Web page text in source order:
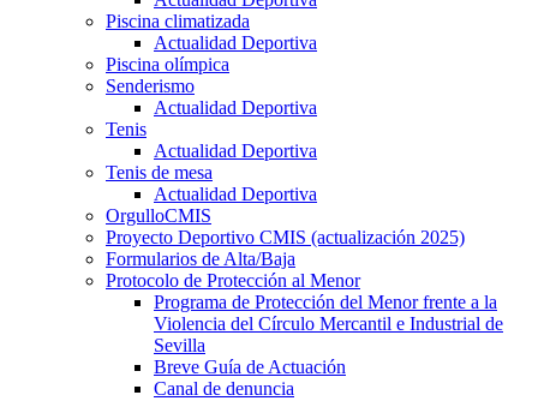
Piscina climatizada
Actualidad Deportiva
Piscina olímpica
Senderismo
Actualidad Deportiva
Tenis
Actualidad Deportiva
Tenis de mesa
Actualidad Deportiva
OrgulloCMIS
Proyecto Deportivo CMIS (actualización 2025)
Formularios de Alta/Baja
Protocolo de Protección al Menor
Programa de Protección del Menor frente a la
Violencia del Círculo Mercantil e Industrial de
Sevilla
Breve Guía de Actuación
Canal de denuncia